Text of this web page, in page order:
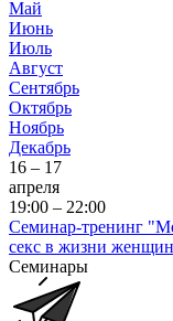
Май
Июнь
Июль
Август
Сентябрь
Октябрь
Ноябрь
Декабрь
16 – 17
апреля
19:00 – 22:00
Семинар-тренинг
секс в жизни
Семинары